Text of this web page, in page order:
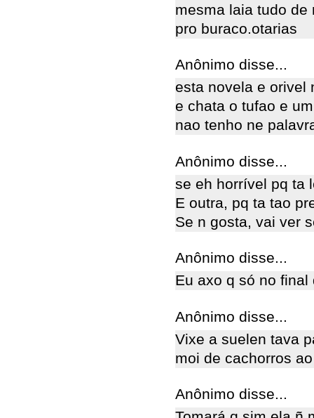
mesma laia tudo de
pro buraco.otarias
Anônimo disse...
esta novela e orivel
e chata o tufao e
nao tenho ne
Anônimo disse...
se eh horrível pq ta
E outra, pq ta tao
Se n gosta, vai ver
Anônimo disse...
Eu axo q só no final
Anônimo disse...
Vixe a suelen tava
moi de cachorros
Anônimo disse...